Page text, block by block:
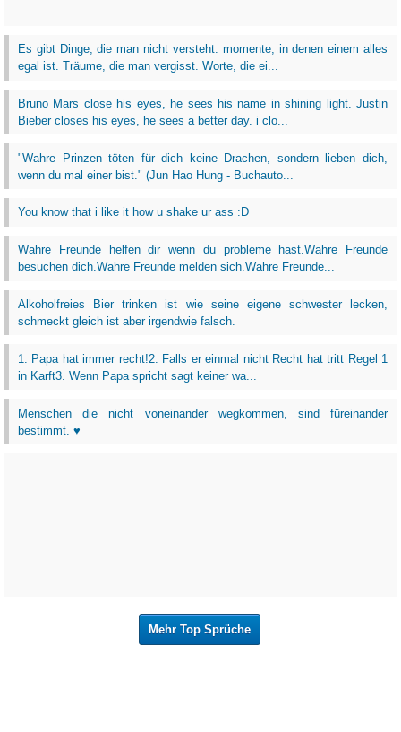
Es gibt Dinge, die man nicht versteht. momente, in denen einem alles
egal ist. Träume, die man vergisst. Worte, die ei...
Bruno Mars close his eyes, he sees his name in shining light. Justin
Bieber closes his eyes, he sees a better day. i clo...
‎"Wahre Prinzen töten für dich keine Drachen, sondern lieben dich,
wenn du mal einer bist." (Jun Hao Hung - Buchauto...
You know that i like it how u shake ur ass :D
Wahre Freunde helfen dir wenn du probleme hast.Wahre Freunde
besuchen dich.Wahre Freunde melden sich.Wahre Freunde...
Alkoholfreies Bier trinken ist wie seine eigene schwester lecken,
schmeckt gleich ist aber irgendwie falsch.
1. Papa hat immer recht!2. Falls er einmal nicht Recht hat tritt Regel 1
in Karft3. Wenn Papa spricht sagt keiner wa...
Menschen die nicht voneinander wegkommen, sind füreinander
bestimmt. ♥
Mehr Top Sprüche